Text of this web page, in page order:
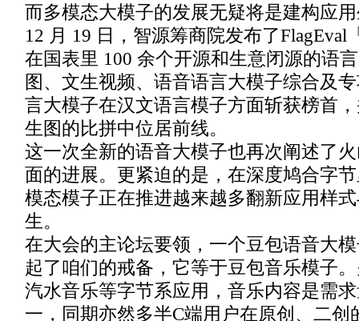
而多模态大模子的发展无疑将是建构应
12 月 19 日，智源筹商院发布了FlagEval
在国表里 100 余个开源和生意闭源的语
图、文生视频、语音语言大模子综合及
言大模子在汉文语言模子方面斩获榜首
生图的比拼中位居前线。
这一次全新的语音大模子也再次阐述了
面的进展。更紧迫的是，在深度鸠合字
模态模子正在推进越来越多翻新应用样
生。
在大会的主论坛要领，一个豆包语音大
起了咱们的戒备，它等于豆包音乐模子
汽水音乐等字节系应用，音乐内容是需
一，同期亦然多半C端用户在原创、二创